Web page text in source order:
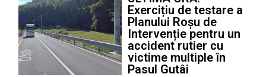
Exercițiu de testare a
Planului Roșu de
Intervenție pentru un
accident rutier cu
victime multiple în
Pasul Gutâi